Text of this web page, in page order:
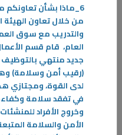
6_ ماذا بشأن تعاونكم
من خلال تعاون الهيئة
والتدريب مع سوق
العام، قام قسم
جديد منتهي بالتوظيف
(رقيب أمن وسلامة)
لدى القوة، ومجتازي
في تفقد سلامة
وخروج الأفراد
الأمن والسلامة